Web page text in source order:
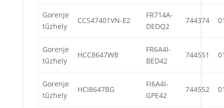
Gorenje
tűzhely
CCS47401VN-E2
FR714A-
DEDQ2
744374
Gorenje
tűzhely
HCC8647WB
FR6A4I-
BED42
744551
Gorenje
tűzhely
HCI8647BG
FI6A4I-
GPE42
744552